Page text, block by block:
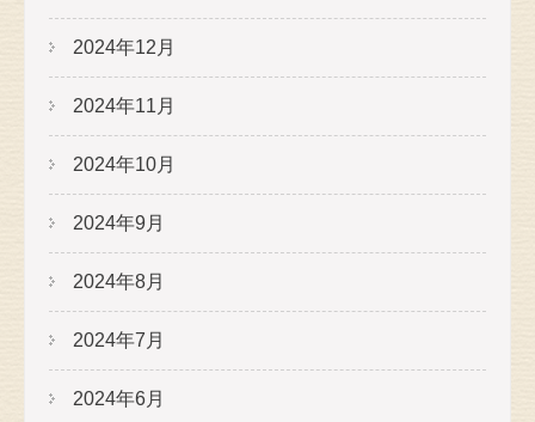
2024年12月
2024年11月
2024年10月
2024年9月
2024年8月
2024年7月
2024年6月